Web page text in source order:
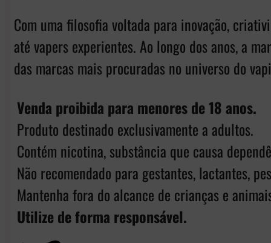
Com uma filosofia voltada para inovação,
até vapers experientes. Ao longo dos anos, a
das marcas mais procuradas no universo do
Venda proibida para menores de 18 anos.
Produto destinado exclusivamente a adultos.
Contém nicotina, substância que causa
Não recomendado para gestantes, lactantes,
Mantenha fora do alcance de crianças e
Utilize de forma responsável.